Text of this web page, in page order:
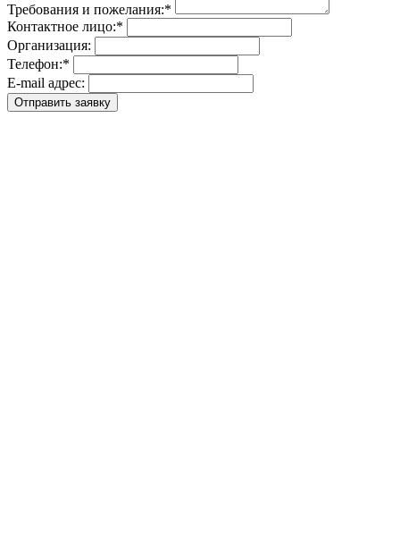
Требования и пожелания:*
Контактное лицо:*
Организация:
Телефон:*
E-mail адрес: